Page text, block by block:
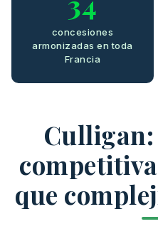
concesiones
armonizadas en toda
Francia
que